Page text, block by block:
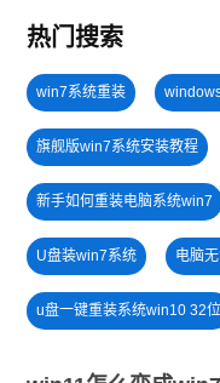
热门搜索
win7系统重装
旗舰版win7系统安装教程
新手如何重装电脑系统win7
U盘装win7系统 电脑
u盘一键重装系统win10 32位